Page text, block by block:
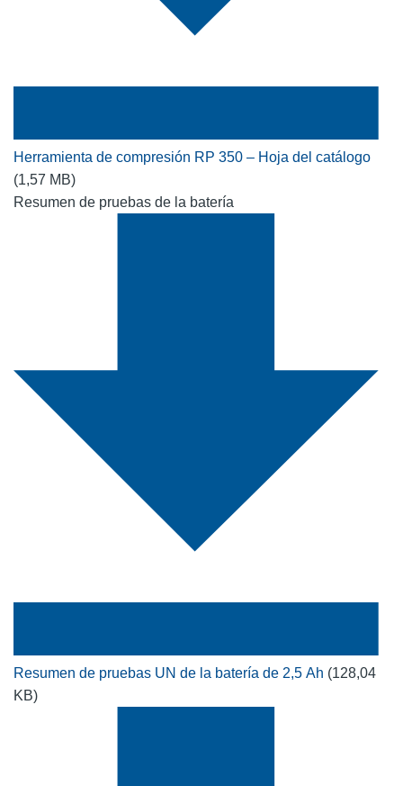
Herramienta de compresión RP 350 – Hoja del catálogo
(1,57 MB)
Resumen de pruebas de la batería
Resumen de pruebas UN de la batería de 2,5 Ah (128,04
KB)